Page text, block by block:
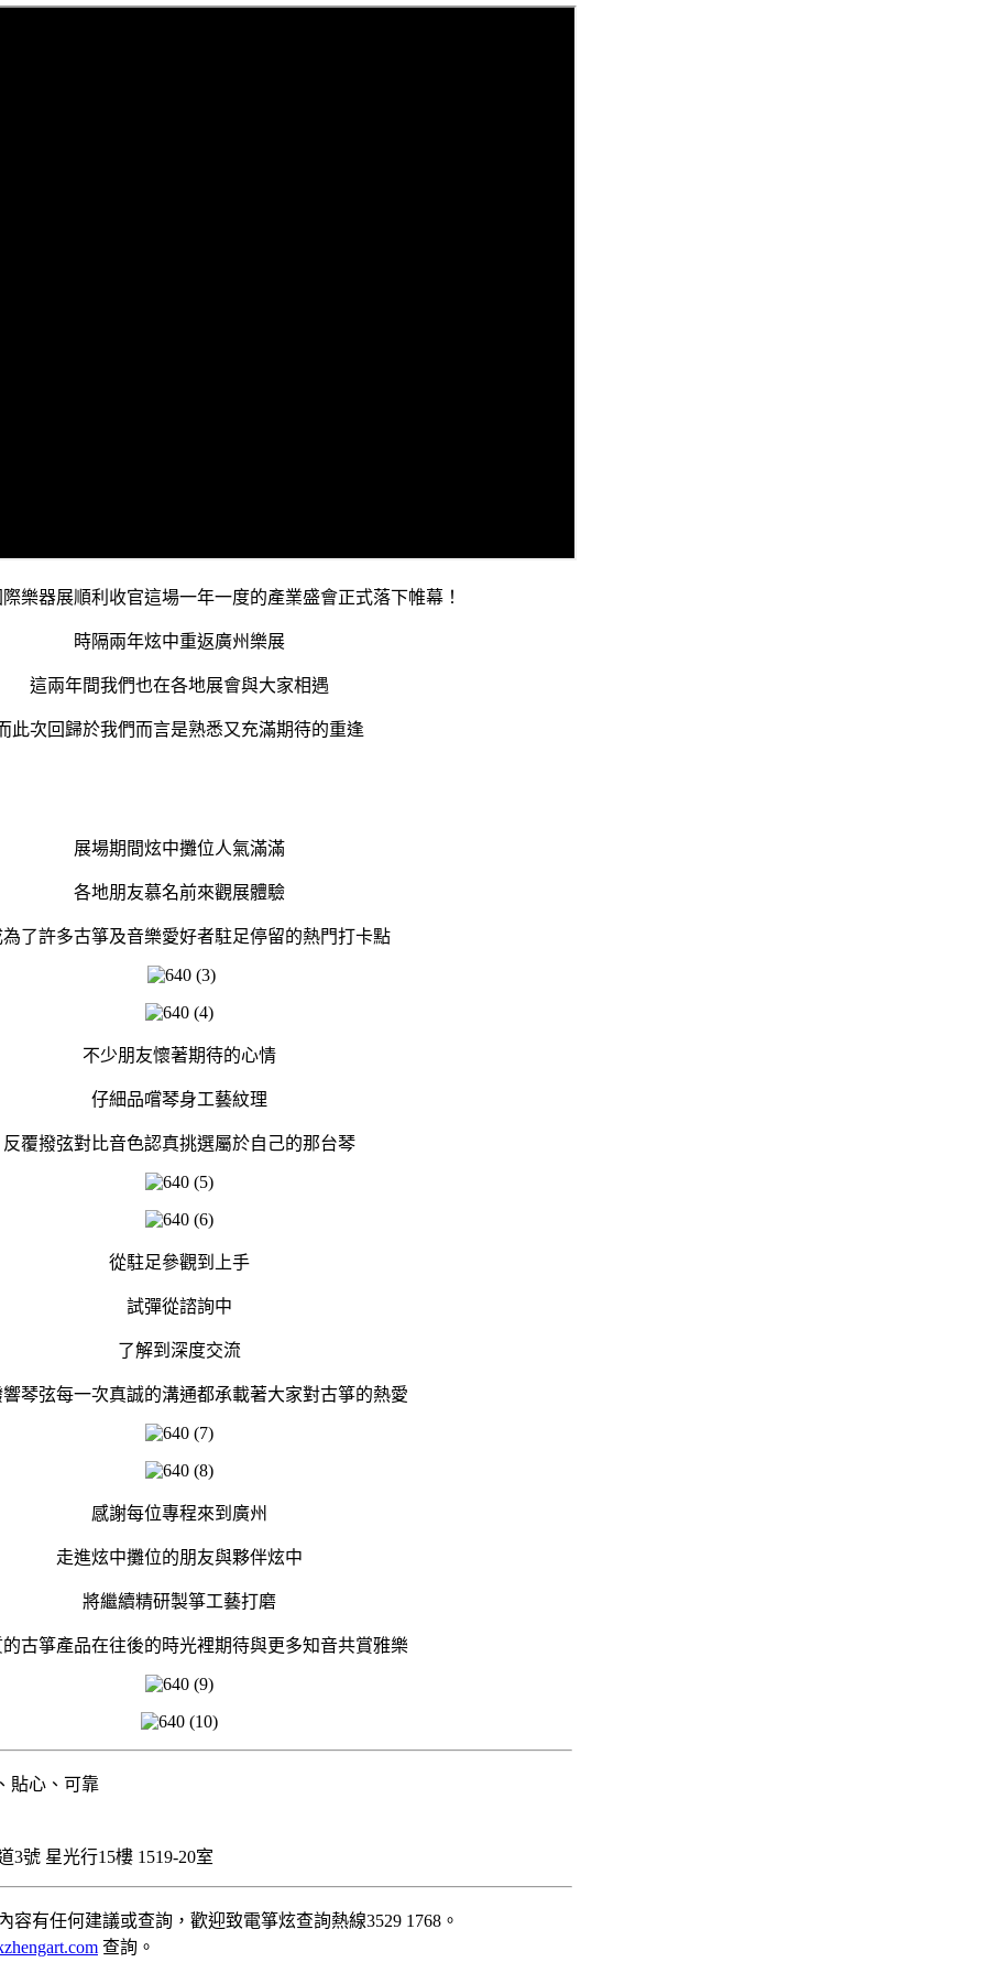
樂器展順利收官這場一年一度的產業盛會正式落下帷幕！
時隔兩年炫中重返廣州樂展
這兩年間我們也在各地展會與大家相遇
此次回歸於我們而言是熟悉又充滿期待的重逢
展場期間炫中攤位人氣滿滿
各地朋友慕名前來觀展體驗
了許多古箏及音樂愛好者駐足停留的熱門打卡點
不少朋友懷著期待的心情
仔細品嚐琴身工藝紋理
反覆撥弦對比音色認真挑選屬於自己的那台琴
從駐足參觀到上手
試彈從諮詢中
了解到深度交流
琴弦每一次真誠的溝通都承載著大家對古箏的熱愛
感謝每位專程來到廣州
走進炫中攤位的朋友與夥伴炫中
將繼續精研製箏工藝打磨
古箏產品在往後的時光裡期待與更多知音共賞雅樂
貼心、可靠
3號 星光行15樓 1519-20室
容有任何建議或查詢，歡迎致電箏炫查詢熱線3529 1768。
查詢。